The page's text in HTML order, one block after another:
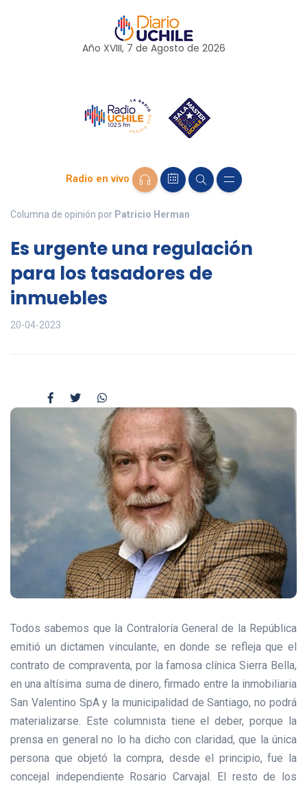
Año XVIII, 7 de Agosto de 2026
Radio en vivo
Columna de opinión por Patricio Herman
Es urgente una regulación
para los tasadores de
inmuebles
20-04-2023
Todos sabemos que la Contraloría General de la República
emitió un dictamen vinculante, en donde se refleja que el
contrato de compraventa, por la famosa clínica Sierra Bella,
en una altísima suma de dinero, firmado entre la inmobiliaria
San Valentino SpA y la municipalidad de Santiago, no podrá
materializarse. Este columnista tiene el deber, porque la
prensa en general no lo ha dicho con claridad, que la única
persona que objetó la compra, desde el principio, fue la
concejal independiente Rosario Carvajal. El resto de los